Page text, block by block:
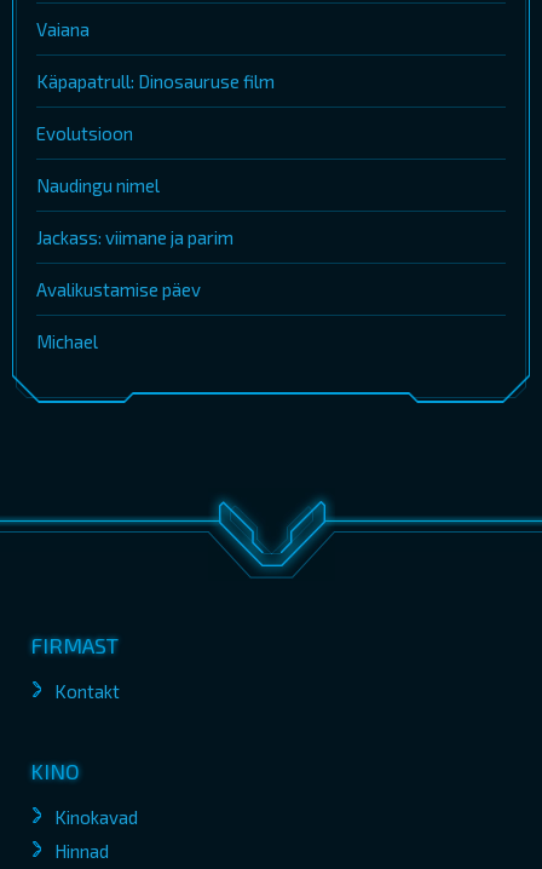
Vaiana
Käpapatrull: Dinosauruse film
Evolutsioon
Naudingu nimel
Jackass: viimane ja parim
Avalikustamise päev
Michael
FIRMAST
Kontakt
KINO
Kinokavad
Hinnad